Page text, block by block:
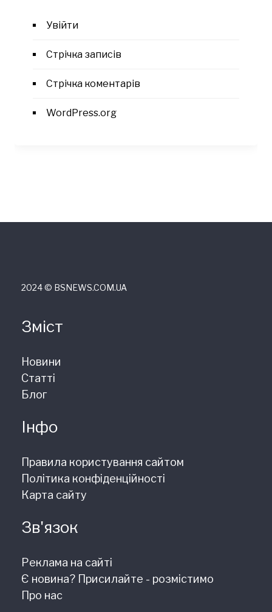
Увійти
Стрічка записів
Стрічка коментарів
WordPress.org
2024 © ВSNEWS.COM.UA
Зміст
Новини
Статті
Блог
Інфо
Правила користування сайтом
Політика конфіденційності
Карта сайту
Зв'язок
Реклама на сайті
Є новина? Присилайте - розмістимо
Про нас